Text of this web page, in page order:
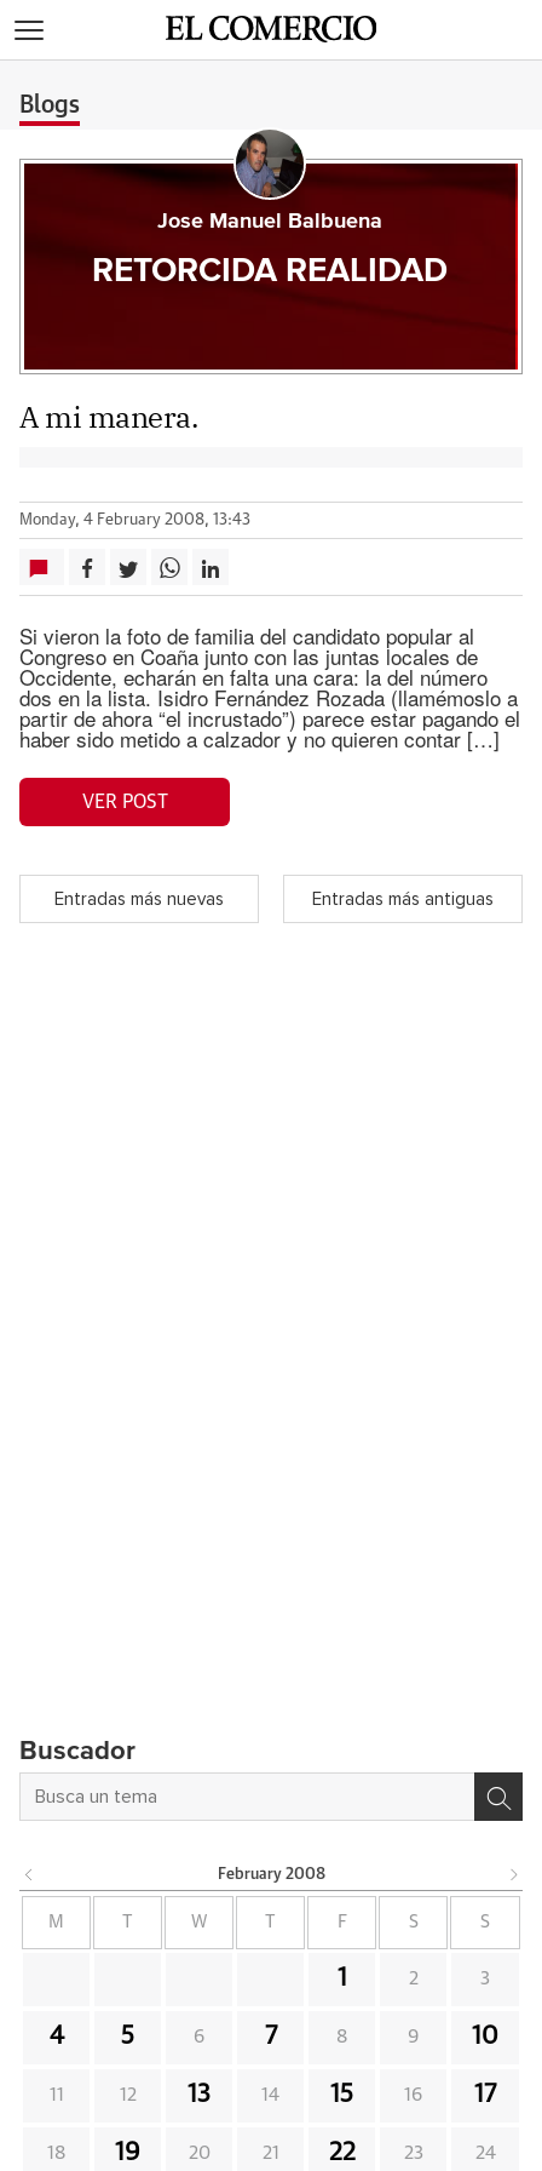
Blogs
Jose Manuel Balbuena
RETORCIDA REALIDAD
A mi manera.
Monday, 4 February 2008, 13:43
Si vieron la foto de familia del candidato popular al
Congreso en Coaña junto con las juntas locales de
Occidente, echarán en falta una cara: la del número
dos en la lista. Isidro Fernández Rozada (llamémoslo a
partir de ahora “el incrustado”) parece estar pagando el
haber sido metido a calzador y no quieren contar […]
VER POST
Entradas más nuevas Entradas más antiguas
Buscador
February 2008
M W F S S
1 2 3
4 5 6 7 8 9 10
11 12 13 14 15 16 17
18 19 20 21 22 23 24